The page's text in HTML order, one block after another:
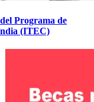
Programa de
(ITEC)